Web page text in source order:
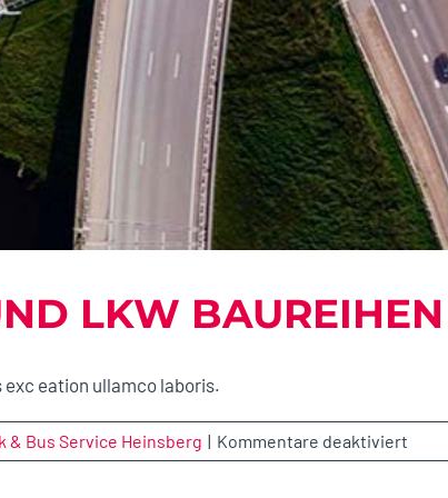
LKW
exc eation ullamco laboris.
& Bus Service Heinsberg | Kommentare deaktiviert
Jetzt